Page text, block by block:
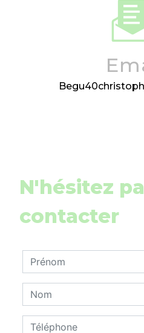
N'hésitez
contacter